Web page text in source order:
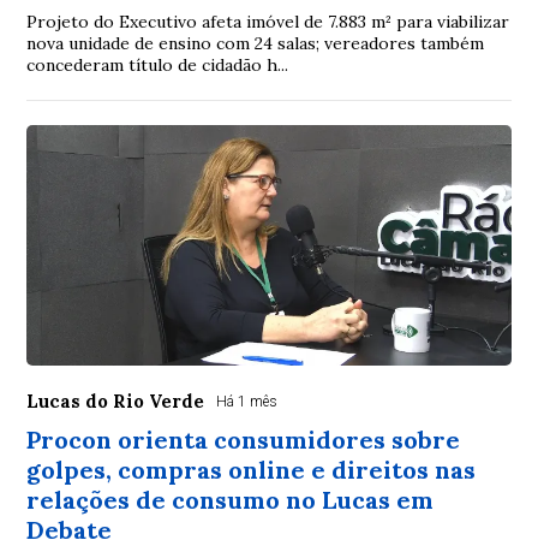
Projeto do Executivo afeta imóvel de 7.883 m² para viabilizar
nova unidade de ensino com 24 salas; vereadores também
concederam título de cidadão h...
Lucas do Rio Verde Há 1 mês
Procon orienta consumidores sobre
golpes, compras online e direitos nas
relações de consumo no Lucas em
Debate